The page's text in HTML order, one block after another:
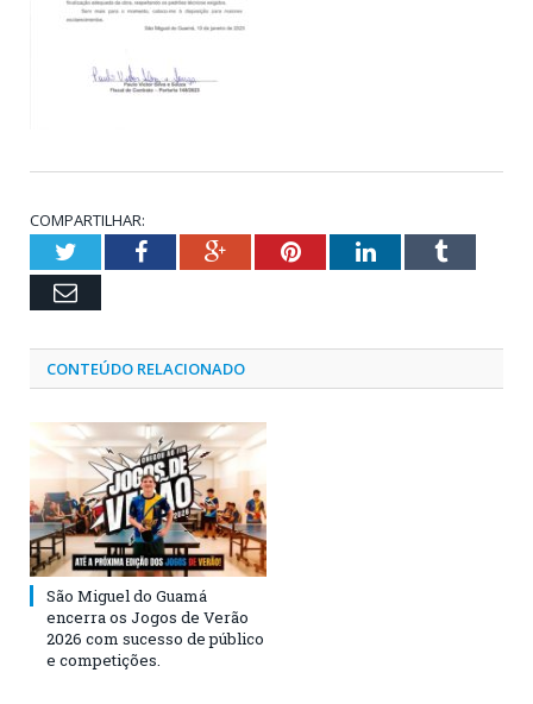
COMPARTILHAR:
TwitterFacebookGoogle+PinterestLinkedInTumblr
Email
CONTEÚDO RELACIONADO
São Miguel do Guamá
encerra os Jogos de Verão
2026 com sucesso de público
e competições.